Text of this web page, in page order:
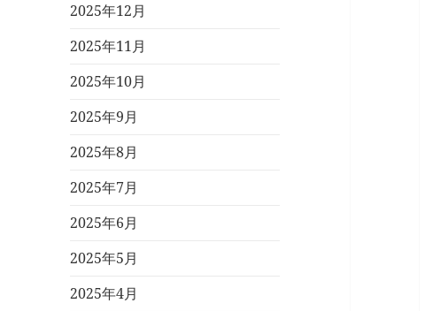
2025年12月
2025年11月
2025年10月
2025年9月
2025年8月
2025年7月
2025年6月
2025年5月
2025年4月